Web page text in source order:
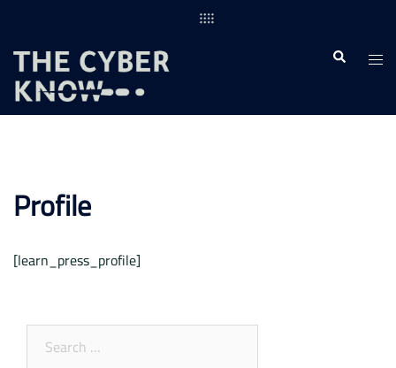
content
Search
Profile
[learn_press_profile]
Search